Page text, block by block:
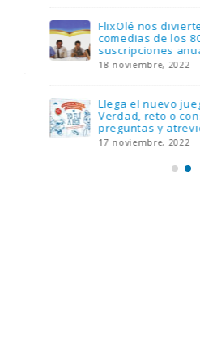
FlixOlé nos divierte
comedias de los 80 y
suscripciones anuales
18 noviembre, 2022
Llega el nuevo juego
Verdad, reto o
preguntas y atrevidas
17 noviembre, 2022